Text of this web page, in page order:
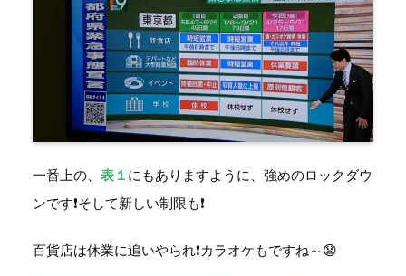
一番上の、 表１ にもありますように、強めのロックダウ
ンです❗そして新しい制限も❗
百貨店は休業に追いやられ❗カラオケもですね～😧